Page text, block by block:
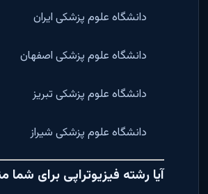
دانشگاه علوم پزشکی ایران
دانشگاه علوم پزشکی اصفهان
دانشگاه علوم پزشکی تبریز
دانشگاه علوم پزشکی شیراز
آیا رشته فیزیوتراپی برای شما